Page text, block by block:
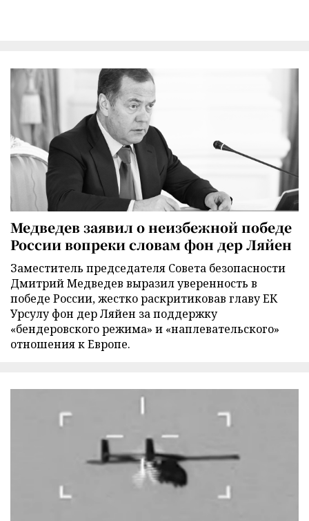
Медведев заявил о неизбежной победе
России вопреки словам фон дер Ляйен
Заместитель председателя Совета безопасности
Дмитрий Медведев выразил уверенность в
победе России, жестко раскритиковав главу ЕК
Урсулу фон дер Ляйен за поддержку
«бендеровского режима» и «наплевательского»
отношения к Европе.